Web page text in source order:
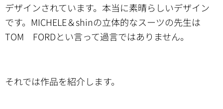
デザインされています。本当に素晴らしいデザイン
です。MICHELE＆shinの立体的なスーツの先生は
TOM FORDとい言って過言ではありません。
それでは作品を紹介します。